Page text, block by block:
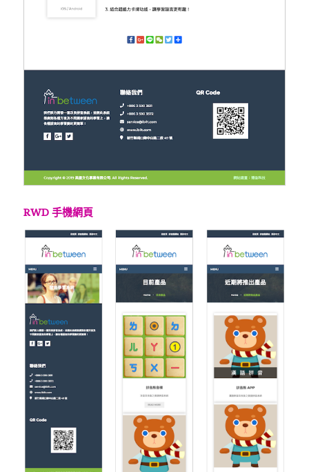
RWD 手機網頁